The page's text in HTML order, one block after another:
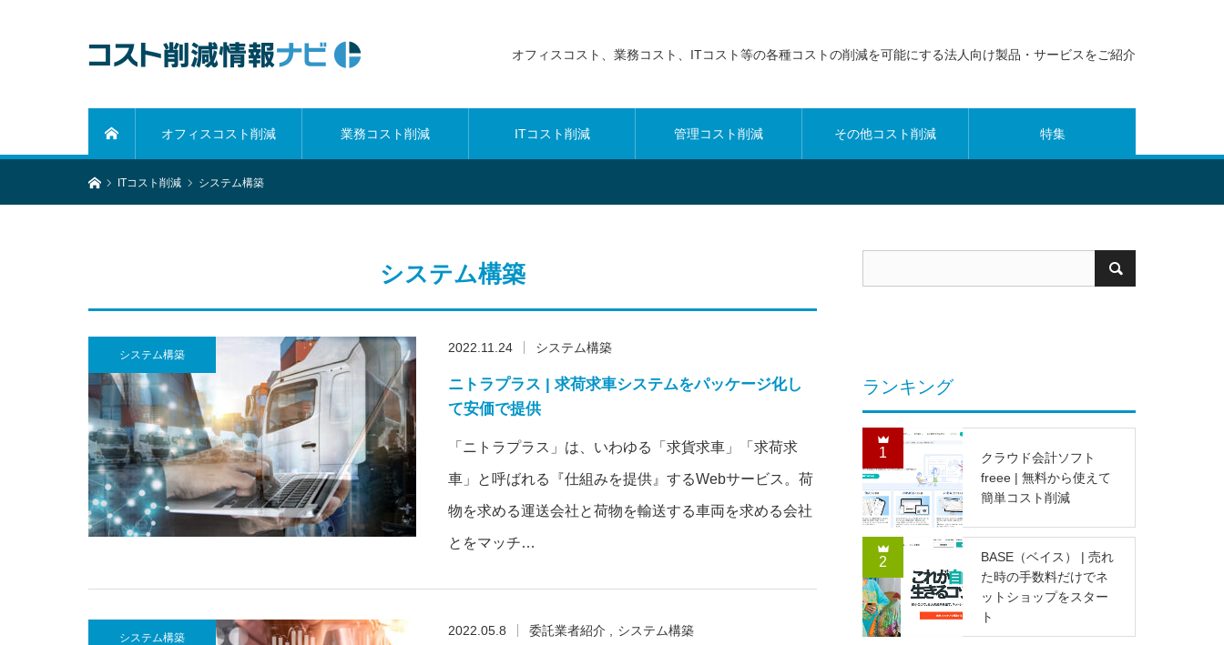
オフィスコスト削減 業務コスト削減 ITコスト削減 管理コスト削減 その他コスト削減 特集
オフィスコスト、業務コスト、ITコスト等の各種コストの削減を可能にする法人向け製品・サービスをご紹介
ホームITコスト削減 システム構築
システム構築
システム構築 2022.11.24 システム構築
ニトラプラス | 求荷求車システムをパッケージ化し
て安価で提供
「ニトラプラス」は、いわゆる「求貨求車」「求荷求
車」と呼ばれる『仕組みを提供』するWebサービス。荷
物を求める運送会社と荷物を輸送する車両を求める会社
とをマッチ…
システム構築 2022.05.8 委託業者紹介 システム構築
ランキング
1
クラウド会計ソフト
freee | 無料から使えて
簡単コスト削減
2
BASE（ベイス） | 売れ
た時の手数料だけでネ
ットショップをスター
ト